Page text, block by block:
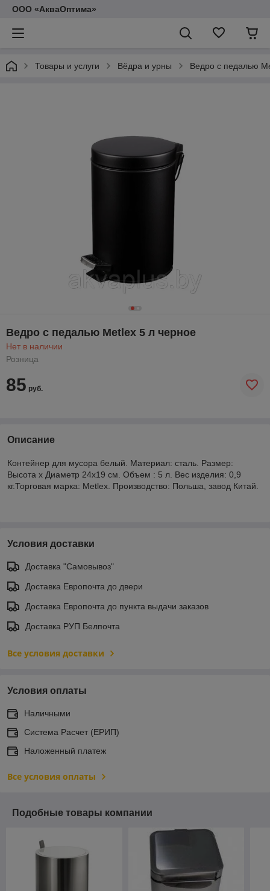
ООО «АкваОптима»
Товары и услуги Вёдра и урны Ведро с педалью
Ведро с педалью Metlex 5 л черное
Нет в наличии
Розница
85 руб.
Описание
Контейнер для мусора белый. Материал: сталь. Размер:
Высота х Диаметр 24х19 см. Объем : 5 л. Вес изделия: 0,9
кг.Торговая марка: Metlex. Производство: Польша, завод Китай.
Условия доставки
Доставка "Самовывоз"
Доставка Европочта до двери
Доставка Европочта до пункта выдачи заказов
Доставка РУП Белпочта
Все условия доставки
Условия оплаты
Наличными
Система Расчет (ЕРИП)
Наложенный платеж
Все условия оплаты
Подобные товары компании